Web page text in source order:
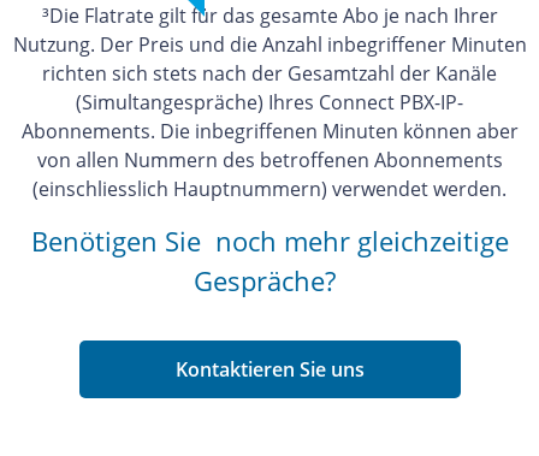
³Die Flatrate gilt für das gesamte Abo je nach Ihrer
Nutzung. Der Preis und die Anzahl inbegriffener Minuten
richten sich stets nach der Gesamtzahl der Kanäle
(Simultangespräche) Ihres Connect PBX-IP-
Abonnements. Die inbegriffenen Minuten können aber
von allen Nummern des betroffenen Abonnements
(einschliesslich Hauptnummern) verwendet werden.
Benötigen Sie noch mehr gleichzeitige
Gespräche?
Kontaktieren Sie uns